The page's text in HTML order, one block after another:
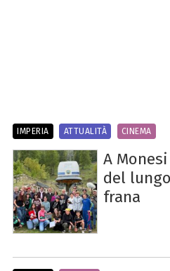
A
del
frana
IMPERIA ATTUALITÀ CINEMA